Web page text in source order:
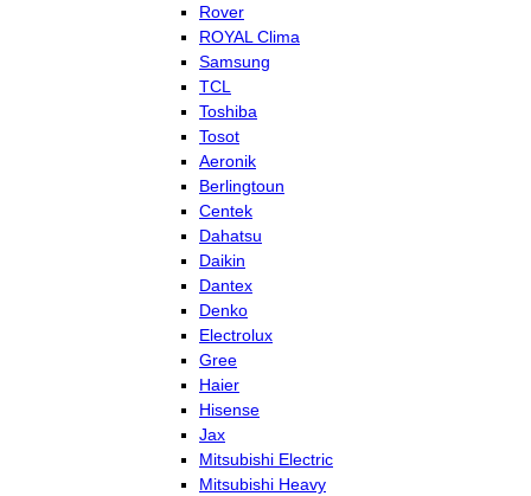
Rover
ROYAL Clima
Samsung
TCL
Toshiba
Tosot
Aeronik
Berlingtoun
Centek
Dahatsu
Daikin
Dantex
Denko
Electrolux
Gree
Haier
Hisense
Jax
Mitsubishi Electric
Mitsubishi Heavy